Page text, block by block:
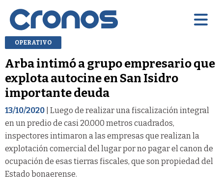
OPERATIVO
Arba intimó a grupo empresario que
explota autocine en San Isidro
importante deuda
13/10/2020 | Luego de realizar una fiscalización integral
en un predio de casi 20.000 metros cuadrados,
inspectores intimaron a las empresas que realizan la
explotación comercial del lugar por no pagar el canon de
ocupación de esas tierras fiscales, que son propiedad del
Estado bonaerense.